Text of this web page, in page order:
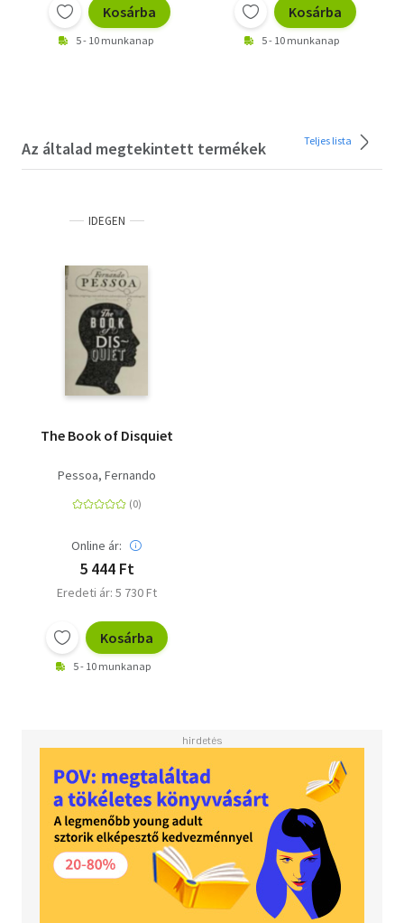
Kosárba
5 - 10 munkanap
Kosárba
5 - 10 munkanap
Az általad megtekintett termékek Teljes lista
IDEGEN
The Book of Disquiet
Pessoa, Fernando
Online ár:
5 444 Ft
Eredeti ár: 5 730 Ft
Kosárba
5 - 10 munkanap